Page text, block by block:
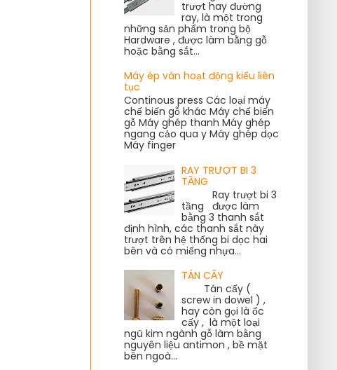
trượt hay đường
ray, là một trong
những sản phẩm trong bộ
Hardware , được làm bằng gỗ
hoặc bằng sắt...
Máy ép ván hoạt động kiểu liên
tục
Continous press Các loại máy
chế biến gỗ khác Máy chế biến
gỗ Máy ghép thanh Máy ghép
ngang cảo qua y Máy ghép dọc
Máy finger
RAY TRƯỢT BI 3
TẦNG
Ray trượt bi 3
tầng được làm
bằng 3 thanh sắt
định hình, các thanh sắt này
trượt trên hệ thống bi dọc hai
bên và có miếng nhựa...
TÁN CẤY
Tán cấy (
screw in dowel ) ,
hay còn gọi là ốc
cấy , là một loại
ngũ kim ngành gỗ làm bằng
nguyên liệu antimon , bề mặt
bên ngoà...